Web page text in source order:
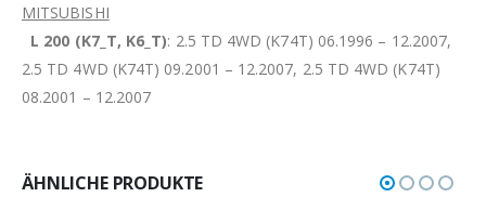
MITSUBISHI
L 200 (K7_T, K6_T): 2.5 TD 4WD (K74T) 06.1996 – 12.2007,
2.5 TD 4WD (K74T) 09.2001 – 12.2007, 2.5 TD 4WD (K74T)
08.2001 – 12.2007
ÄHNLICHE PRODUKTE